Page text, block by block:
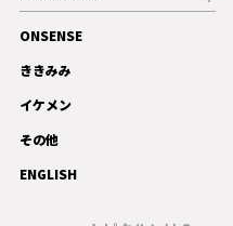
記事
ギャラリー
ONSENSE
ききみみ
イケメン
その他
ENGLISH